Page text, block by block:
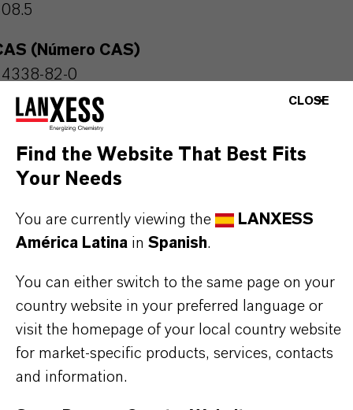
(Número CAS)
82-0
APLICACIONES DE LOS PRODUCTOS
SINÓNIMOS DEL PRODUCTO
PRODUCT DATA SHEETS
Aquí puedes descargar las fichas técnicas de los
productos. Al seleccionar una opción de los menús
desplegables, aparecerán los enlaces de descarga.
CLOSE
Find the Website That Best Fits
Your Needs
You are currently viewing the
LANXESS
América Latina in Spanish.
You can either switch to the same page on your
country website in your preferred language or
visit the homepage of your local country website
for market-specific products, services, contacts
and information.